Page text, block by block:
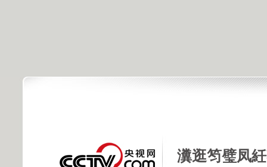
瀵逛笉璧凤